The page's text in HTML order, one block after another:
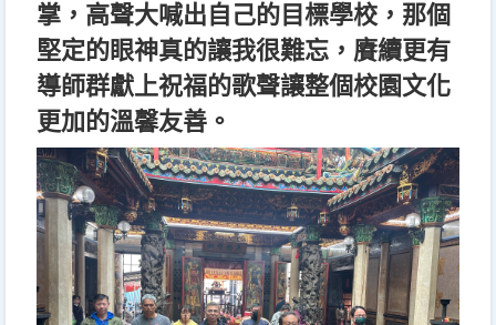
掌，高聲大喊出自己的目標學校，那個
堅定的眼神真的讓我很難忘，賡續更有
導師群獻上祝福的歌聲讓整個校園文化
更加的溫馨友善。